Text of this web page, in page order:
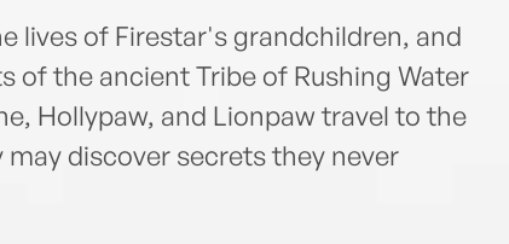
lives of Firestar's grandchildren, and
of the ancient Tribe of Rushing Water
Hollypaw, and Lionpaw travel to the
discover secrets they never